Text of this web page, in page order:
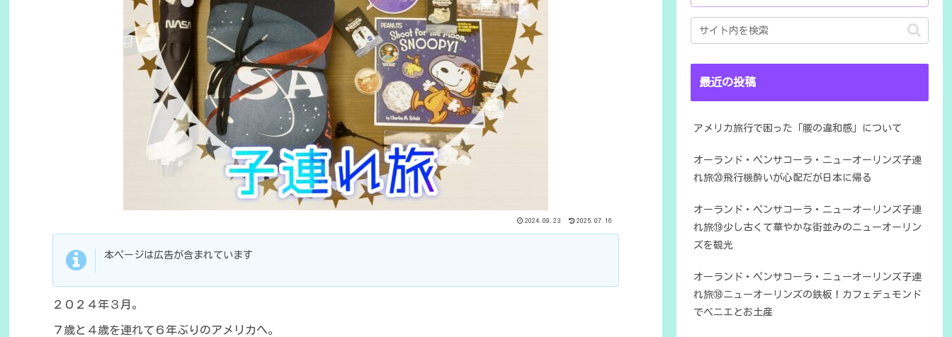
2024.09.23 2025.07.16
本ページは広告が含まれています
２０２４年３月。
７歳と４歳を連れて６年ぶりのアメリカへ。
最近の投稿
アメリカ旅行で困った「腰の違和感」について
オーランド・ペンサコーラ・ニューオーリンズ子連
れ旅⑳飛行機酔いが心配だが日本に帰る
オーランド・ペンサコーラ・ニューオーリンズ子連
れ旅⑲少し古くて華やかな街並みのニューオーリン
ズを観光
オーランド・ペンサコーラ・ニューオーリンズ子連
れ旅⑱ニューオーリンズの鉄板！カフェデュモンド
でベニエとお土産